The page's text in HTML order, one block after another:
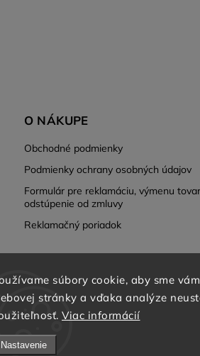
súbory cookie, aby sme
stránky a vďaka analýze
Viac informácií
Nastavenie
O NÁKUPE
Obchodné podmienky
Podmienky ochrany osobných údajov
Formulár pre reklamáciu, výmenu
odstúpenie od zmluvy
Reklamačný poriadok